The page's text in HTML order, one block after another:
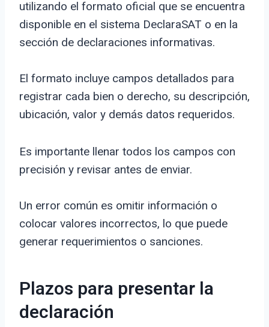
utilizando el formato oficial que se encuentra
disponible en el sistema DeclaraSAT o en la
sección de declaraciones informativas.
El formato incluye campos detallados para
registrar cada bien o derecho, su descripción,
ubicación, valor y demás datos requeridos.
Es importante llenar todos los campos con
precisión y revisar antes de enviar.
Un error común es omitir información o
colocar valores incorrectos, lo que puede
generar requerimientos o sanciones.
Plazos para presentar la
declaración